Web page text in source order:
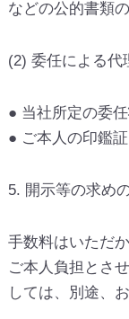
などの公的書類
(2) 委任による代
● 当社所定の委
● ご本人の印鑑
5. 開示等の求め
手数料はいただ
ご本人負担とさ
しては、別途、